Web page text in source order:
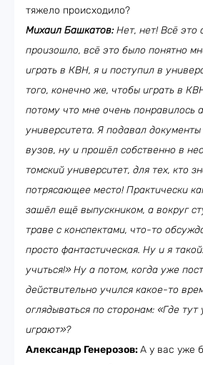
тяжело происходило?
Михаил Башкатов:Нет, нет! Всё это
произошло, всё это было понятно
играть в КВН, я и поступил в
того, конечно же, чтобы играть в
потому что мне очень понравилось
университета. Я подавал документы
вузов, ну и прошёл собственно в
томский университет, для тех, кто
потрясающее место! Практически
зашёл ещё выпускником, а вокруг
траве с конспектами, что-то
просто фантастическая. Ну и я
учиться!» Ну а потом, когда уже
действительно учился какое-то
оглядываться по сторонам: «Где
играют»?
Александр Генерозов:А у вас уже